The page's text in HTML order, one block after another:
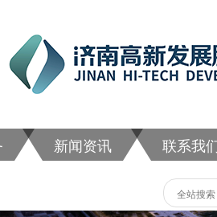
新闻资讯 联系我